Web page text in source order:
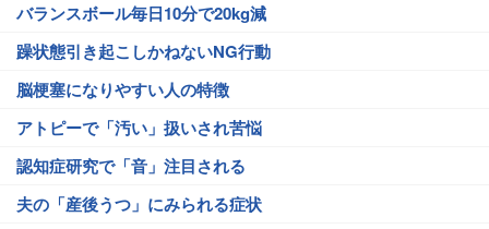
バランスボール毎日10分で20kg減
躁状態引き起こしかねないNG行動
脳梗塞になりやすい人の特徴
アトピーで「汚い」扱いされ苦悩
認知症研究で「音」注目される
夫の「産後うつ」にみられる症状